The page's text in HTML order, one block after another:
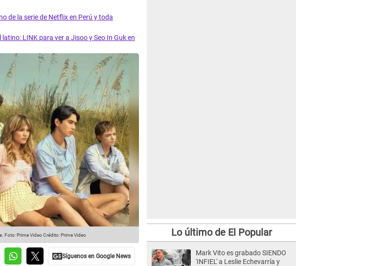
de la serie de Netflix en Perú y toda
LINK para ver a Jisoo y Seo In Guk en
Foto: Prime VideoCrédito: Prime Video Lo último de El Popular
Mark Vito es grabado SIENDO
'INFIEL' a Leslie Echevarría y